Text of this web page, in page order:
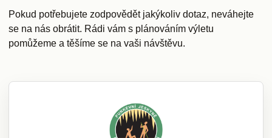
Pokud potřebujete zodpovědět jakýkoliv dotaz, neváhejte
se na nás obrátit. Rádi vám s plánováním výletu
pomůžeme a těšíme se na vaši návštěvu.